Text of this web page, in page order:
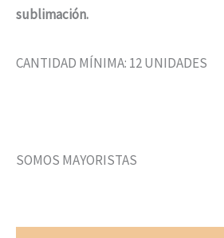
sublimación.
CANTIDAD MÍNIMA: 12 UNIDADES
SOMOS MAYORISTAS